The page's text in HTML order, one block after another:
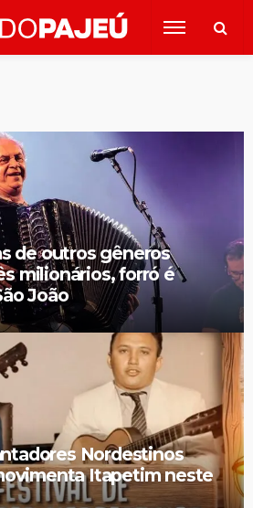
de outros gêneros
milionários, forró é
João
Nordestinos
Itapetim neste